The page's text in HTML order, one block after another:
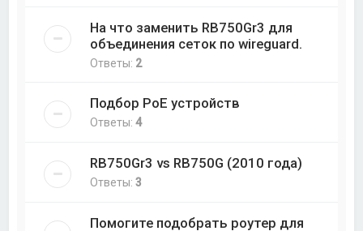
На что заменить RB750Gr3 для
объединения сеток по wireguard.
Ответы: 2
Подбор PoE устройств
Ответы:4
RB750Gr3 vs RB750G (2010 года)
Ответы:3
Помогите подобрать роутер для